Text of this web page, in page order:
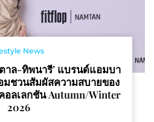
News
าล-ทิพนารี’ แบรนด์แอมบา
มชวนสัมผัสความสบายของ
อลเลกชัน Autumn/Winter
2026